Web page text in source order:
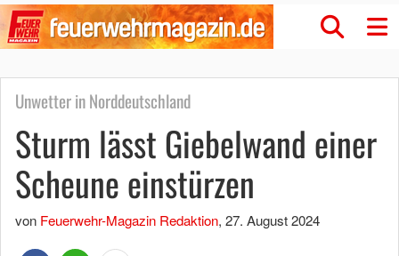
Unwetter in Norddeutschland
Sturm lässt Giebelwand einer
Scheune einstürzen
von Feuerwehr-Magazin Redaktion, 27. August 2024